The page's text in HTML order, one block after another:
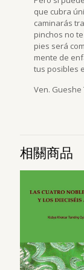
que cubra
caminarás
pinchos no
pies será
mente de
tus posibles
Ven. Gueshe
相關商品